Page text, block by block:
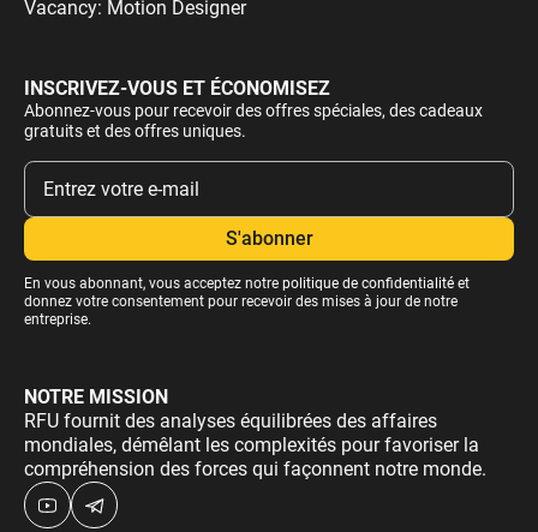
Vacancy: Motion Designer
INSCRIVEZ-VOUS ET ÉCONOMISEZ
Abonnez-vous pour recevoir des offres spéciales, des cadeaux
gratuits et des offres uniques.
En vous abonnant, vous acceptez notre politique de confidentialitéet
donnez votre consentement pour recevoir des mises à jour de notre
entreprise.
NOTRE MISSION
RFU fournit des analyses équilibrées des affaires
mondiales, démêlant les complexités pour favoriser la
compréhension des forces qui façonnent notre monde.